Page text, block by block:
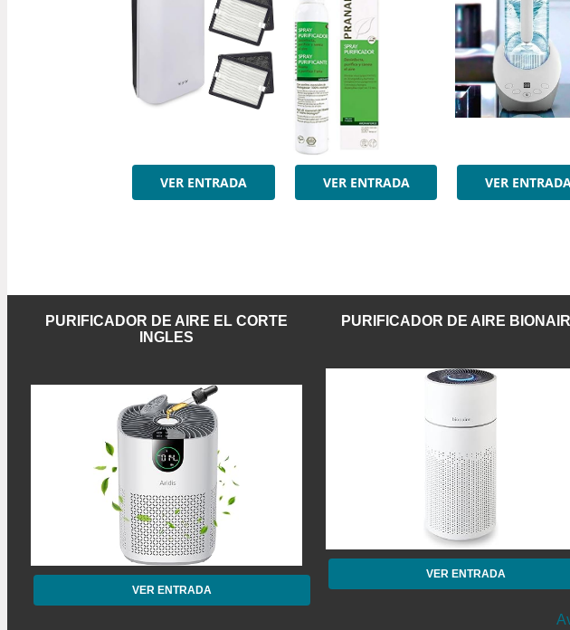
VER ENTRADA VER ENTRADA VER
PURIFICADOR DE AIRE EL CORTE
INGLES
VER ENTRADA
PURIFICADOR DE AIRE
VER ENTRADA